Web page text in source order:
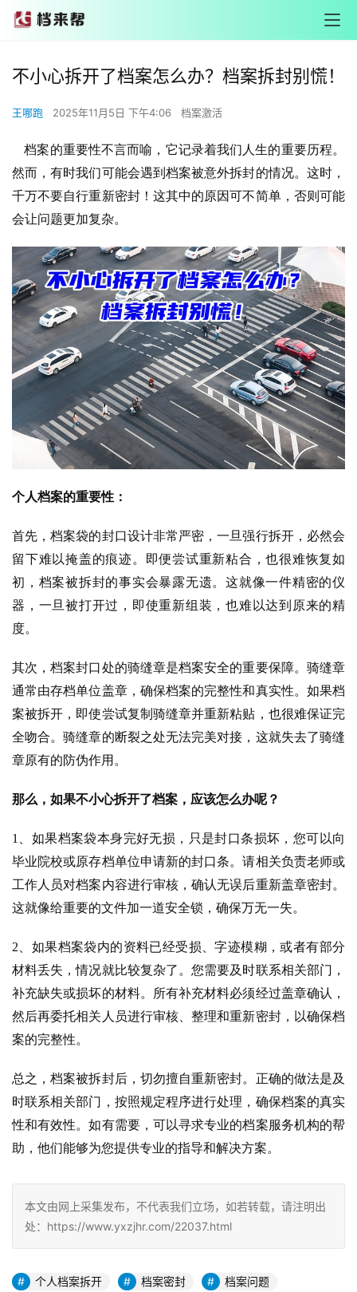
不小心拆开了档案怎么办？档案拆封别慌！
王哪跑 2025年11月5日 下午4:06 档案激活
档案的重要性不言而喻，它记录着我们人生的重要历程。
然而，有时我们可能会遇到档案被意外拆封的情况。这时，
千万不要自行重新密封！这其中的原因可不简单，否则可能
会让问题更加复杂。
个人档案的重要性：
首先，档案袋的封口设计非常严密，一旦强行拆开，必然会
留下难以掩盖的痕迹。即便尝试重新粘合，也很难恢复如
初，档案被拆封的事实会暴露无遗。这就像一件精密的仪
器，一旦被打开过，即使重新组装，也难以达到原来的精
度。
其次，档案封口处的骑缝章是档案安全的重要保障。骑缝章
通常由存档单位盖章，确保档案的完整性和真实性。如果档
案被拆开，即使尝试复制骑缝章并重新粘贴，也很难保证完
全吻合。骑缝章的断裂之处无法完美对接，这就失去了骑缝
章原有的防伪作用。
那么，如果不小心拆开了档案，应该怎么办呢？
1、如果档案袋本身完好无损，只是封口条损坏，您可以向
毕业院校或原存档单位申请新的封口条。请相关负责老师或
工作人员对档案内容进行审核，确认无误后重新盖章密封。
这就像给重要的文件加一道安全锁，确保万无一失。
2、如果档案袋内的资料已经受损、字迹模糊，或者有部分
材料丢失，情况就比较复杂了。您需要及时联系相关部门，
补充缺失或损坏的材料。所有补充材料必须经过盖章确认，
然后再委托相关人员进行审核、整理和重新密封，以确保档
案的完整性。
总之，档案被拆封后，切勿擅自重新密封。正确的做法是及
时联系相关部门，按照规定程序进行处理，确保档案的真实
性和有效性。如有需要，可以寻求专业的档案服务机构的帮
助，他们能够为您提供专业的指导和解决方案。
本文由网上采集发布，不代表我们立场，如若转载，请注明出
处：https://www.yxzjhr.com/22037.html
个人档案拆开 档案密封 档案问题